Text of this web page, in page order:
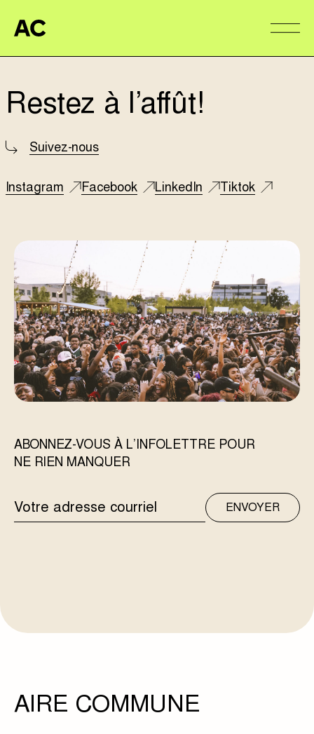
Aire Commune
Restez à l’affût!
Suivez-nous
Instagram Facebook LinkedIn Tiktok
ABONNEZ-VOUS À L’INFOLETTRE POUR
NE RIEN MANQUER
ADRESSE
COURRIEL
ENVOYER
AIRE COMMUNE